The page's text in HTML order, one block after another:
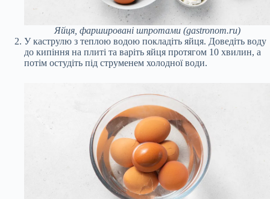
Яйця, фаршировані шпротами (gastronom.ru)
У каструлю з теплою водою покладіть яйця. Доведіть воду
до кипіння на плиті та варіть яйця протягом 10 хвилин, а
потім остудіть під струменем холодної води.